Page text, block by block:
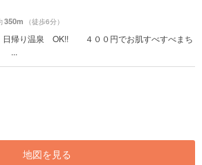
350m （徒歩6分）
日帰り温泉 OK!! ４００円でお肌すべすべまち
...
地図を見る